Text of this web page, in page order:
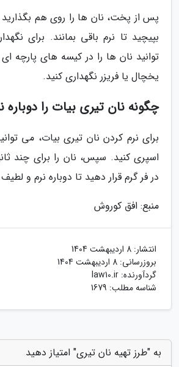
پس از پخت، نان ها را روی هم بگذارید
بپیچید تا نرم باقی بمانند. برای
توانید نان ها را در کیسه های پارچه
یخچال یا فریزر نگهداری کنید.
چگونه نان تیری بیات را دوباره
برای نرم کردن نان تیری بیات، می
اسپری کنید. سپس، نان را برای چند
در فر گرم قرار دهید تا دوباره نرم و
منبع: افق کوروش
انتشار: 8 اردیبهشت 1404
بروزرسانی: 8 اردیبهشت 1404
گردآورنده: law10.ir
شناسه مطلب: 1679
به "طرز تهیه نان تیری" امتیاز دهید